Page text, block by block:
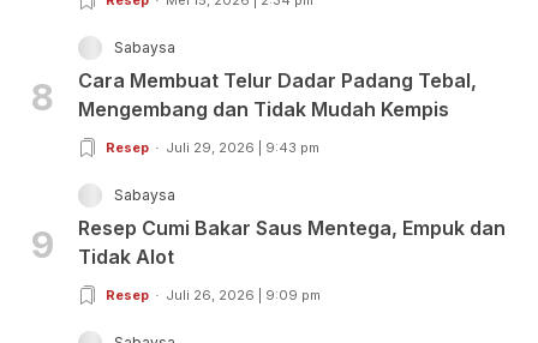
8
Sabaysa
Cara Membuat Telur Dadar Padang Tebal,
Mengembang dan Tidak Mudah Kempis
Resep Juli 29, 2026 | 9:43 pm
9
Sabaysa
Resep Cumi Bakar Saus Mentega, Empuk dan
Tidak Alot
Resep Juli 26, 2026 | 9:09 pm